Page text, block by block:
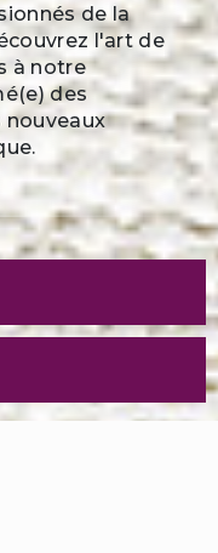
de la
l'art de
à notre
des
nouveaux